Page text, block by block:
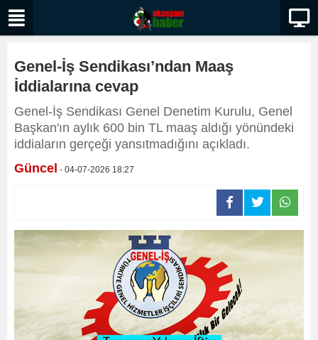
Genel-İş Sendikası’ndan Maaş
İddialarına cevap
Genel-İş Sendikası Genel Denetim Kurulu, Genel
Başkan'ın aylık 600 bin TL maaş aldığı yönündeki
iddiaların gerçeği yansıtmadığını açıkladı.
Güncel - 04-07-2026 18:27